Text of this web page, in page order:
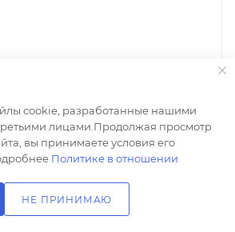
cookie, разработанные нашими
лицами.Продолжая просмотр
вы принимаете условия его
Политике в отношении
НЕ ПРИНИМАЮ